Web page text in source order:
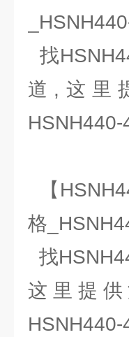
找
道,这里
【
格
找
这里提供